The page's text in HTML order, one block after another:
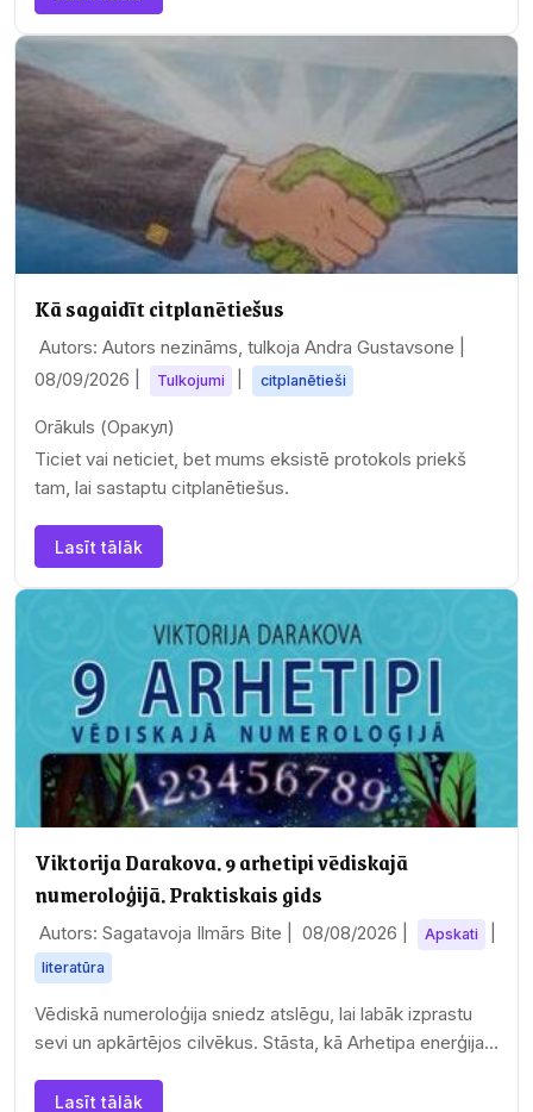
Kā sagaidīt citplanētiešus
Autors: Autors nezināms, tulkoja Andra Gustavsone |
08/09/2026
Tulkojumi citplanētieši
Orākuls (Оракул)
Ticiet vai neticiet, bet mums eksistē protokols priekš
tam, lai sastaptu citplanētiešus.
Lasīt tālāk
Viktorija Darakova. 9 arhetipi vēdiskajā
numeroloģijā. Praktiskais gids
Autors: Sagatavoja Ilmārs Bite | 08/08/2026 Apskati
literatūra
Vēdiskā numeroloģija sniedz atslēgu, lai labāk izprastu
sevi un apkārtējos cilvēkus. Stāsta, kā Arhetipa enerģija
Lasīt tālāk